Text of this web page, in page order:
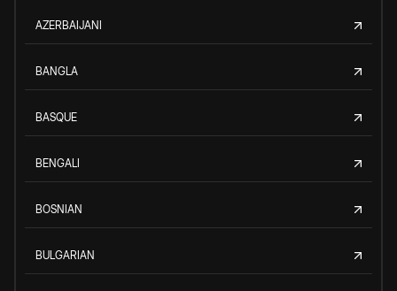
AZERBAIJANI
BANGLA
BASQUE
BENGALI
BOSNIAN
BULGARIAN